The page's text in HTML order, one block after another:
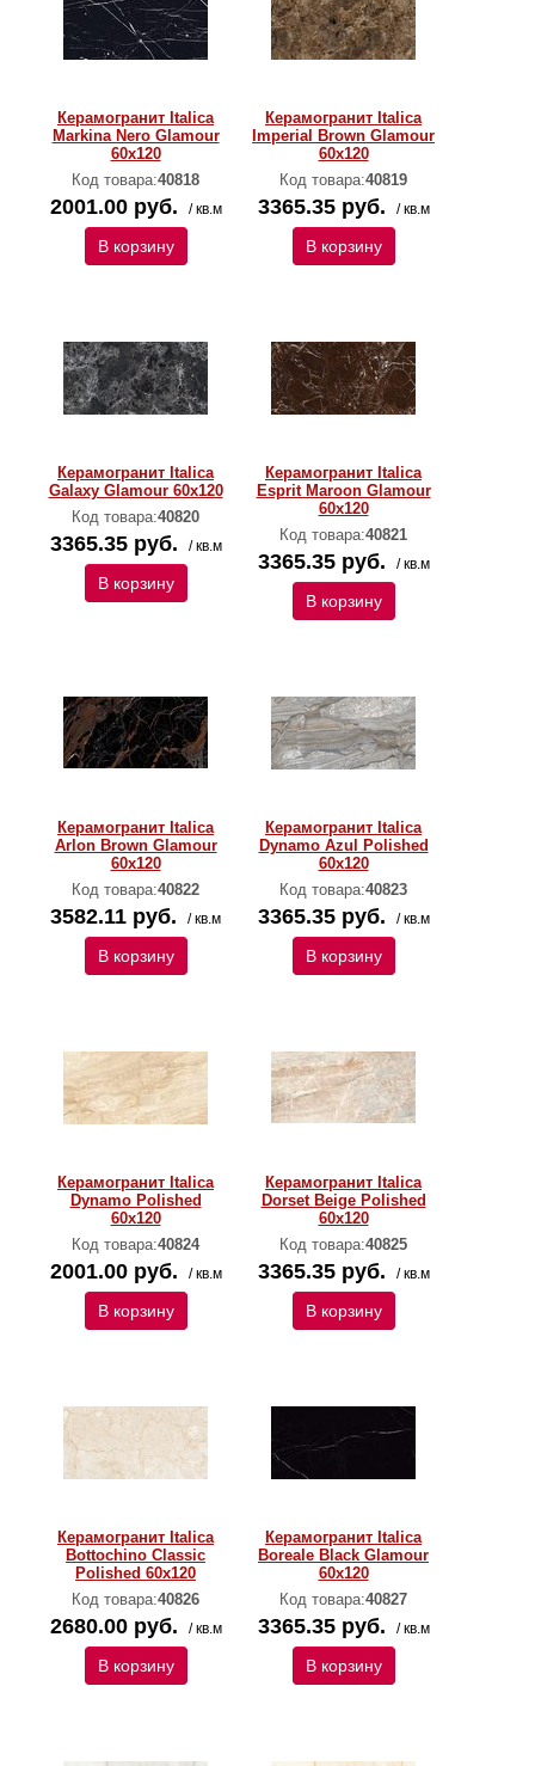
Керамогранит Italica
Markina Nero Glamour
60х120
Код товара:40818
2001.00 руб. / кв.м
В корзину
Керамогранит Italica
Imperial Brown Glamour
60х120
Код товара:40819
3365.35 руб. / кв.м
В корзину
Керамогранит Italica
Galaxy Glamour 60х120
Код товара:40820
3365.35 руб. / кв.м
В корзину
Керамогранит Italica
Esprit Maroon Glamour
60х120
Код товара:40821
3365.35 руб. / кв.м
В корзину
Керамогранит Italica
Arlon Brown Glamour
60х120
Код товара:40822
3582.11 руб. / кв.м
В корзину
Керамогранит Italica
Dynamo Azul Polished
60х120
Код товара:40823
3365.35 руб. / кв.м
В корзину
Керамогранит Italica
Dynamo Polished
60х120
Код товара:40824
2001.00 руб. / кв.м
В корзину
Керамогранит Italica
Dorset Beige Polished
60х120
Код товара:40825
3365.35 руб. / кв.м
В корзину
Керамогранит Italica
Bottochino Classic
Polished 60х120
Код товара:40826
2680.00 руб. / кв.м
В корзину
Керамогранит Italica
Boreale Black Glamour
60х120
Код товара:40827
3365.35 руб. / кв.м
В корзину